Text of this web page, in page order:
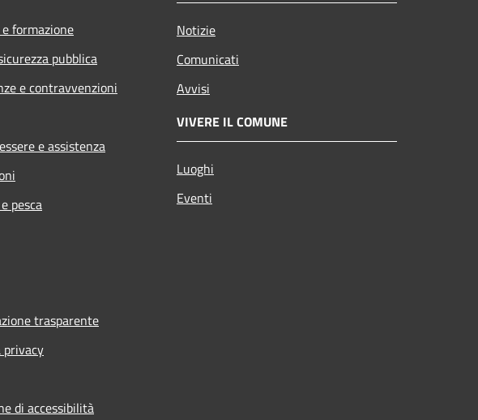
formazione
pubblica
e contravvenzioni
e assistenza
pesca
Notizie
Comunicati
Avvisi
VIVERE IL COMUNE
Luoghi
Eventi
trasparente
di accessibilità